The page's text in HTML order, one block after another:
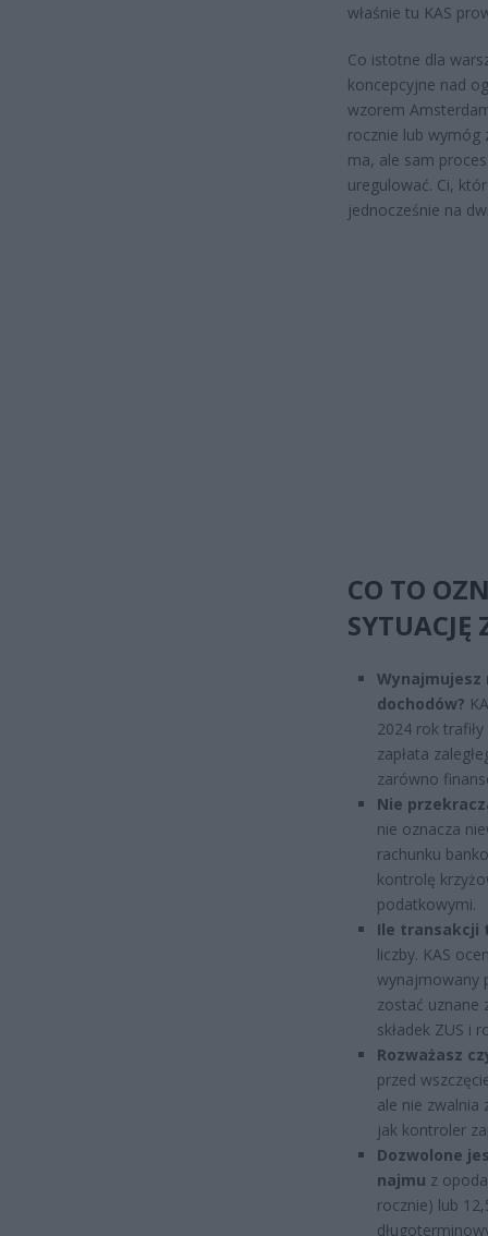
właśnie tu KAS
Co istotne dla
koncepcyjne nad
wzorem
rocznie lub wymóg
ma, ale sam
uregulować. Ci,
jednocześnie na
CO TO
Wynajmujesz
dochodów?
2024 rok
zapłata
zarówno
Nie
nie oznacza
rachunku
kontrolę
podatkowymi.
Ile transakcji
liczby. KAS
wynajmowany
zostać uznane
składek ZUS i
Rozważasz
przed
ale nie zwalnia
jak kontroler
Dozwolone
najmu z
rocznie) lub